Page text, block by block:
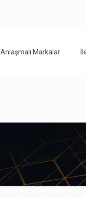
Anlaşmalı Markalar